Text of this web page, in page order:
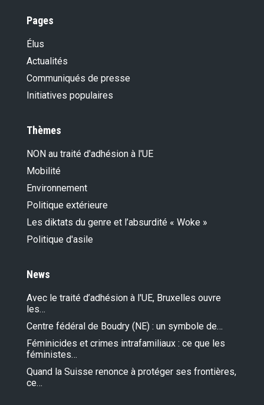
Pages
Élus
Actualités
Communiqués de presse
Initiatives populaires
Thèmes
NON au traité d'adhésion à l'UE
Mobilité
Environnement
Politique extérieure
Les diktats du genre et l’absurdité « Woke »
Politique d'asile
News
Avec le traité d’adhésion à l'UE, Bruxelles ouvre
les…
Centre fédéral de Boudry (NE) : un symbole de…
Féminicides et crimes intrafamiliaux : ce que les
féministes…
Quand la Suisse renonce à protéger ses frontières,
ce…